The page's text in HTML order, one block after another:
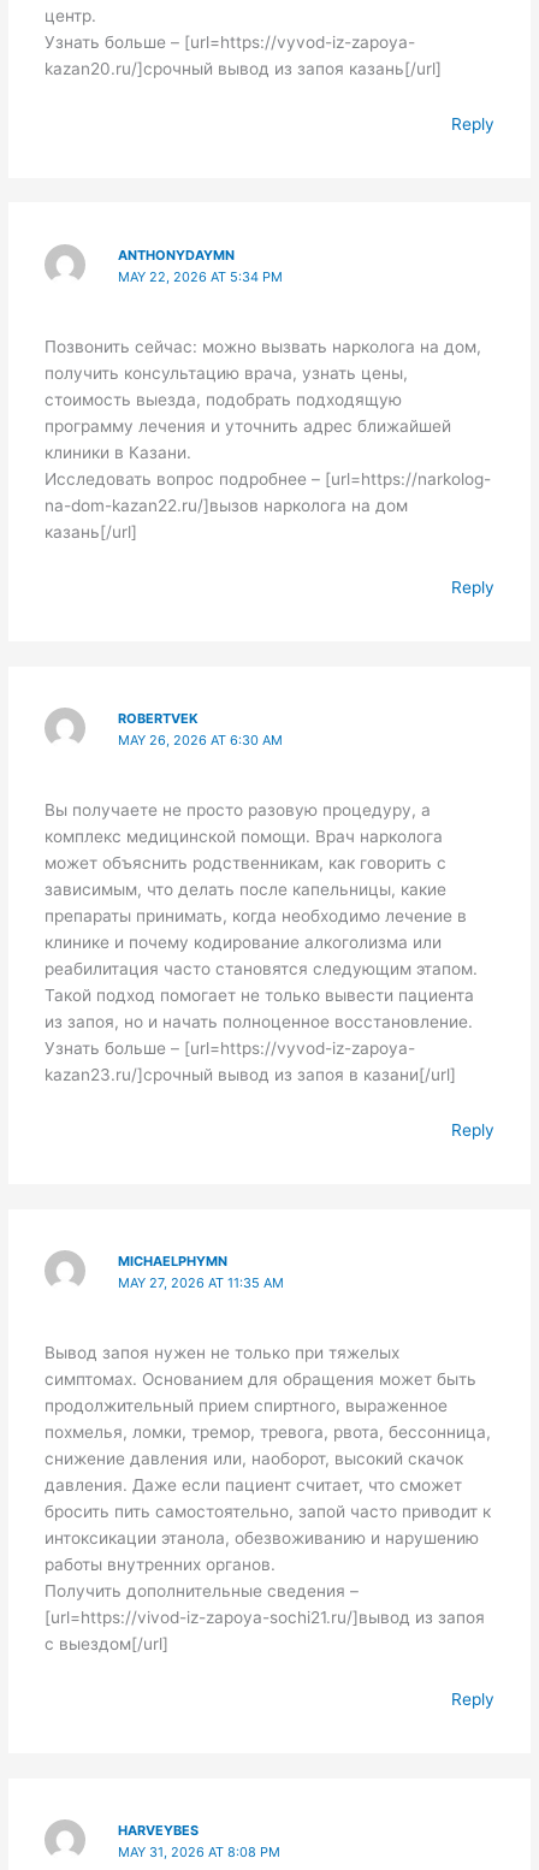
центр.
Узнать больше – [url=https://vyvod-iz-zapoya-
kazan20.ru/]срочный вывод из запоя казань[/url]
Reply
ANTHONYDAYMN
MAY 22, 2026 AT 5:34 PM
Позвонить сейчас: можно вызвать нарколога на дом,
получить консультацию врача, узнать цены,
стоимость выезда, подобрать подходящую
программу лечения и уточнить адрес ближайшей
клиники в Казани.
Исследовать вопрос подробнее – [url=https://narkolog-
na-dom-kazan22.ru/]вызов нарколога на дом
казань[/url]
Reply
ROBERTVEK
MAY 26, 2026 AT 6:30 AM
Вы получаете не просто разовую процедуру, а
комплекс медицинской помощи. Врач нарколога
может объяснить родственникам, как говорить с
зависимым, что делать после капельницы, какие
препараты принимать, когда необходимо лечение в
клинике и почему кодирование алкоголизма или
реабилитация часто становятся следующим этапом.
Такой подход помогает не только вывести пациента
из запоя, но и начать полноценное восстановление.
Узнать больше – [url=https://vyvod-iz-zapoya-
kazan23.ru/]срочный вывод из запоя в казани[/url]
Reply
MICHAELPHYMN
MAY 27, 2026 AT 11:35 AM
Вывод запоя нужен не только при тяжелых
симптомах. Основанием для обращения может быть
продолжительный прием спиртного, выраженное
похмелья, ломки, тремор, тревога, рвота, бессонница,
снижение давления или, наоборот, высокий скачок
давления. Даже если пациент считает, что сможет
бросить пить самостоятельно, запой часто приводит к
интоксикации этанола, обезвоживанию и нарушению
работы внутренних органов.
Получить дополнительные сведения –
[url=https://vivod-iz-zapoya-sochi21.ru/]вывод из запоя
с выездом[/url]
Reply
HARVEYBES
MAY 31, 2026 AT 8:08 PM